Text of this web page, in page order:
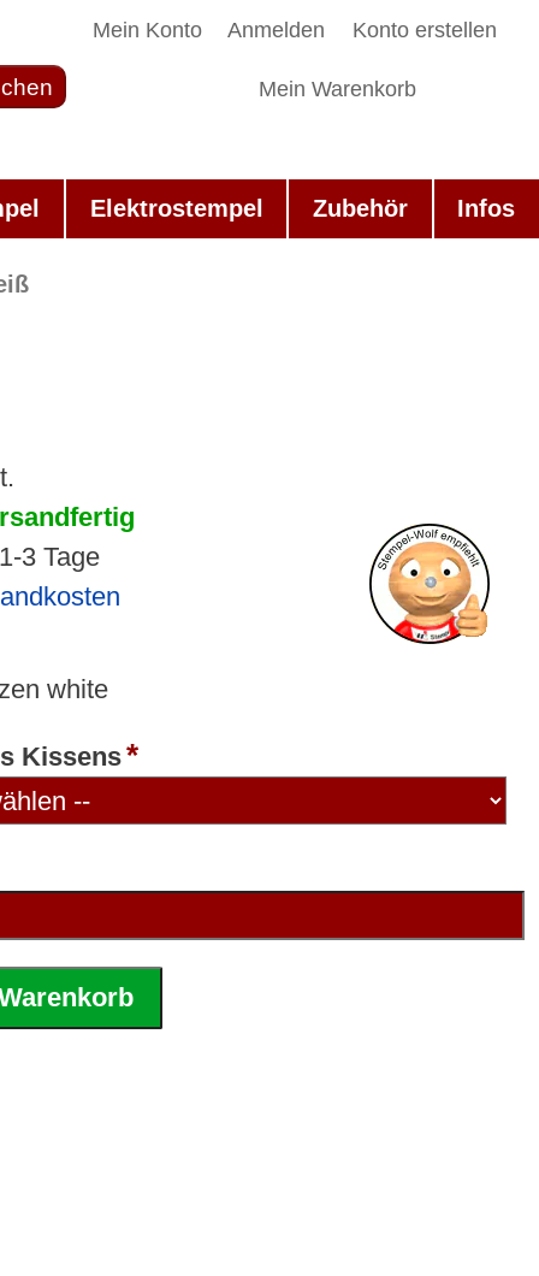
Mein Konto Anmelden Konto erstellen
Mein Warenkorb
Elektrostempel Zubehör Infos
3 Tage
white
Kissens